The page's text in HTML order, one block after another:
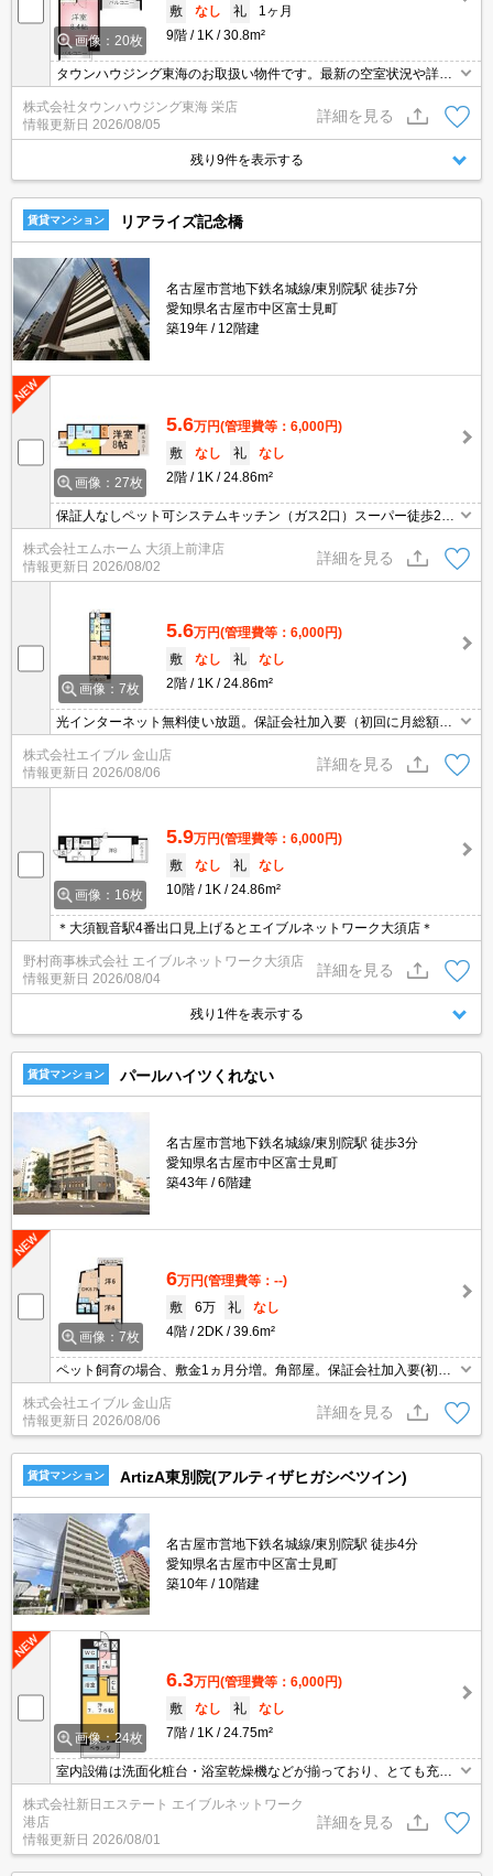
画像：20枚
敷
なし 礼
1ヶ月
9階
1K 30.8m²
タウンハウジング東海のお取扱い物件です。最新の空室状況や詳細
株式会社タウンハウジング東海 栄店
情報更新日 2026/08/05
詳細を見る
残り9件を表示する
賃貸マンション リアライズ記念橋
名古屋市営地下鉄名城線/東別院駅 徒歩7分
愛知県名古屋市中区富士見町
築19年
12階建
画像：27枚
5.6万円(管理費等：6,000円)
敷
なし 礼
なし
2階
1K 24.86m²
保証人なしペット可システムキッチン（ガス2口）スーパー徒歩2分
株式会社エムホーム 大須上前津店
情報更新日 2026/08/02
詳細を見る
画像：7枚
5.6万円(管理費等：6,000円)
敷
なし 礼
なし
2階
1K 24.86m²
光インターネット無料使い放題。保証会社加入要（初回に月総額5
方でも安心です。宅配ボックスあり。初めての一人暮らしの方向
き。
株式会社エイブル 金山店
情報更新日 2026/08/06
詳細を見る
画像：16枚
5.9万円(管理費等：6,000円)
敷
なし 礼
なし
10階
1K 24.86m²
＊大須観音駅4番出口見上げるとエイブルネットワーク大須店＊
野村商事株式会社 エイブルネットワーク大須店
情報更新日 2026/08/04
詳細を見る
残り1件を表示する
賃貸マンション パールハイツくれない
名古屋市営地下鉄名城線/東別院駅 徒歩3分
愛知県名古屋市中区富士見町
築43年
6階建
画像：7枚
6万円(管理費等：--)
敷
6万 礼
なし
4階
2DK 39.6m²
ペット飼育の場合、敷金1ヵ月分増。角部屋。保証会社加入要(初
株式会社エイブル 金山店
情報更新日 2026/08/06
詳細を見る
賃貸マンション ArtizA東別院(アルティザヒガシベツイン)
名古屋市営地下鉄名城線/東別院駅 徒歩4分
愛知県名古屋市中区富士見町
築10年
10階建
画像：24枚
6.3万円(管理費等：6,000円)
敷
なし 礼
なし
7階
1K 24.75m²
室内設備は洗面化粧台・浴室乾燥機などが揃っており、とても充実
で、広々と空間を利用することも可能です。セキュリティ面は、オ
ートロック・TVインターホンなどを設置しているので安全面でも優
れております。共用部にはエレベータ・敷地内ごみ置き場などが揃
っております。
株式会社新日エステート エイブルネットワーク
港店
情報更新日 2026/08/01
詳細を見る